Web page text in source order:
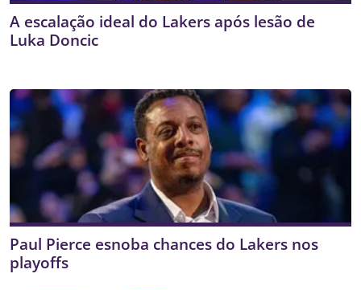
A escalação ideal do Lakers após lesão de
Luka Doncic
Paul Pierce esnoba chances do Lakers nos
playoffs